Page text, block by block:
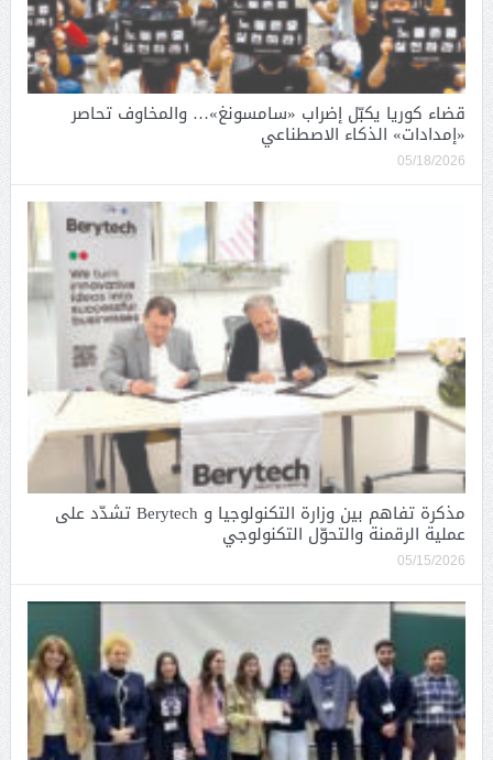
قضاء كوريا يكبّل إضراب «سامسونغ»… والمخاوف تحاصر
«إمدادات» الذكاء الاصطناعي
05/18/2026
مذكرة تفاهم بين وزارة التكنولوجيا و Berytech تشدّد على
عملية الرقمنة والتحوّل التكنولوجي
05/15/2026